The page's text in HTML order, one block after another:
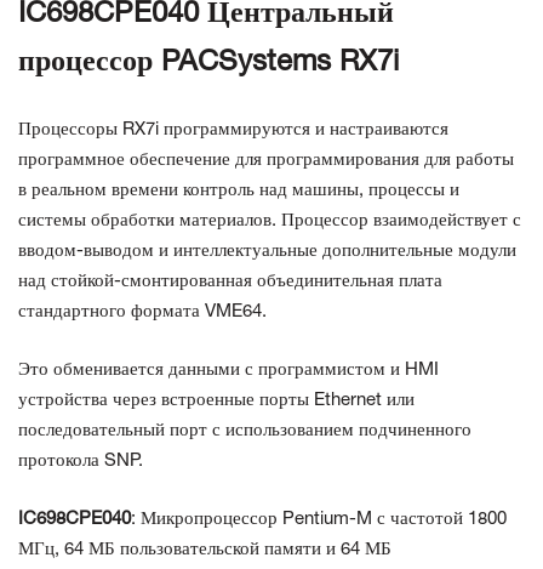
IC698CPE040 Центральный
процессор PACSystems RX7i
Процессоры RX7i программируются и настраиваются
программное обеспечение для программирования для работы
в реальном времени контроль над машины, процессы и
системы обработки материалов. Процессор взаимодействует с
вводом-выводом и интеллектуальные дополнительные модули
над стойкой-смонтированная объединительная плата
стандартного формата VME64.
Это обменивается данными с программистом и HMI
устройства через встроенные порты Ethernet или
последовательный порт с использованием подчиненного
протокола SNP.
IC698CPE040: Микропроцессор Pentium-M с частотой 1800
МГц, 64 МБ пользовательской памяти и 64 МБ